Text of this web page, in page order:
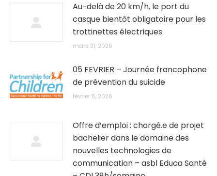
Au-delà de 20 km/h, le port du
casque bientôt obligatoire pour les
trottinettes électriques
mars 31, 2026
05 FEVRIER – Journée francophone
de prévention du suicide
février 5, 2026
Offre d’emploi : chargé.e de projet
bachelier dans le domaine des
nouvelles technologies de
communication – asbl Educa Santé